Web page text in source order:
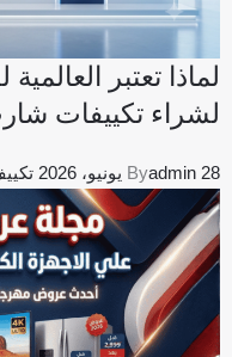
لماذا تعتبر
لشراء تكييفات
Byadmin 28 يونيو، 2026